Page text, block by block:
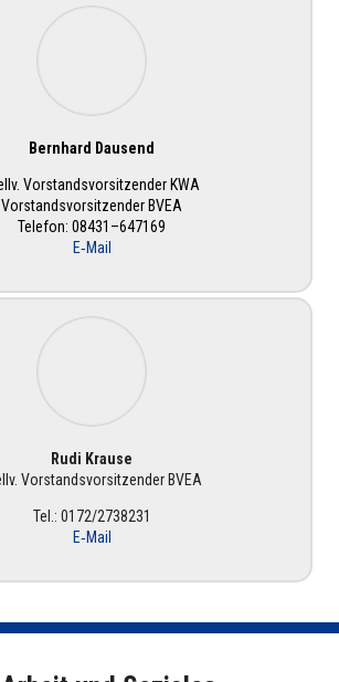
Bernhard Dausend
Vor­stands­vor­sit­zen­der KWA
Vor­stands­vor­sit­zen­der BVEA
Telefon: 08431–647169
E‑Mail
Rudi Krause
Vor­stands­vor­sit­zen­der BVEA
Tel.: 0172/2738231
E‑Mail